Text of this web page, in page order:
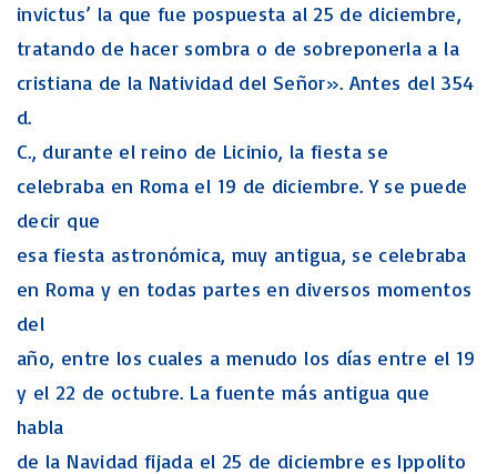
invictus’ la que fue pospuesta al 25 de diciembre,
tratando de hacer sombra o de sobreponerla a la
cristiana de la Natividad del Señor». Antes del 354
d.
C., durante el reino de Licinio, la fiesta se
celebraba en Roma el 19 de diciembre. Y se puede
decir que
esa fiesta astronómica, muy antigua, se celebraba
en Roma y en todas partes en diversos momentos
del
año, entre los cuales a menudo los días entre el 19
y el 22 de octubre. La fuente más antigua que
habla
de la Navidad fijada el 25 de diciembre es Ippolito